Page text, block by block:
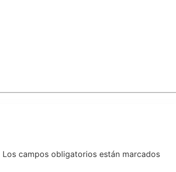
Los campos obligatorios están marcados